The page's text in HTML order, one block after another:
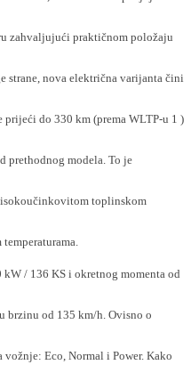
zahvaljujući praktičnom položaju
strane, nova električna varijanta čini
do 330 km (prema WLTP-u 1 )
prethodnog modela. To je
toplinskom
/ 136 KS i okretnog momenta od
brzinu od 135 km/h. Ovisno o
Eco, Normal i Power. Kako